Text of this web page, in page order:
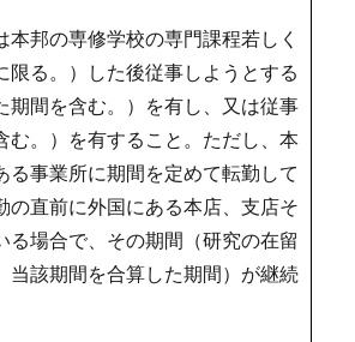
邦の専修学校の専門課程若しく
る。）した後従事しようとする
間を含む。）を有し、又は従事
む。）を有すること。ただし、本
事業所に期間を定めて転勤して
直前に外国にある本店、支店そ
場合で、その期間（研究の在留
該期間を合算した期間）が継続